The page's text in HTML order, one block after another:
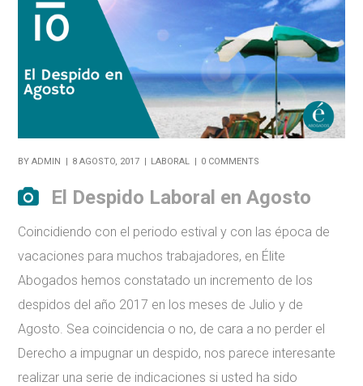
BYADMIN 8 AGOSTO, 2017 LABORAL 0 COMMENTS
El Despido Laboral en Agosto
Coincidiendo con el periodo estival y con las época de
vacaciones para muchos trabajadores, en Élite
Abogados hemos constatado un incremento de los
despidos del año 2017 en los meses de Julio y de
Agosto. Sea coincidencia o no, de cara a no perder el
Derecho a impugnar un despido, nos parece interesante
realizar una serie de indicaciones si usted ha sido